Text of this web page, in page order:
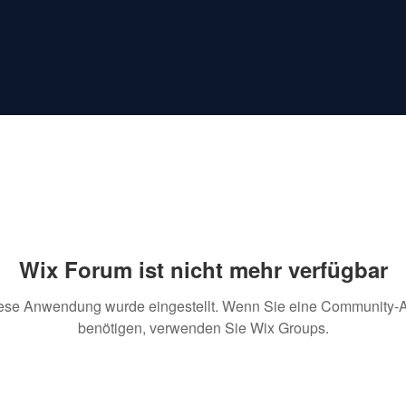
Wix Forum ist nicht mehr verfügbar
Anwendung wurde eingestellt. Wenn Sie eine Community-
benötigen, verwenden Sie Wix Groups.